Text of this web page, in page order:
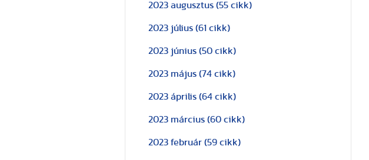
2023 augusztus (55 cikk)
2023 július (61 cikk)
2023 június (50 cikk)
2023 május (74 cikk)
2023 április (64 cikk)
2023 március (60 cikk)
2023 február (59 cikk)